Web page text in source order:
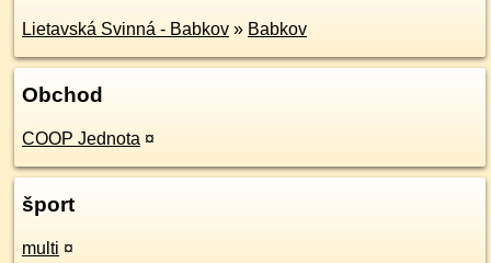
Lietavská Svinná - Babkov » Babkov
Obchod
COOP Jednota ¤
šport
multi ¤